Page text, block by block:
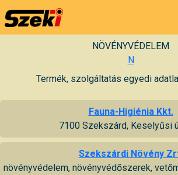
NÖVÉNYVÉDELEM
N
Termék, szolgáltatás egyedi
Fauna-Higiénia Kkt.
7100 Szekszárd, Keselyűsi
Szekszárdi Növény
növényvédelem, növényvédőszerek,